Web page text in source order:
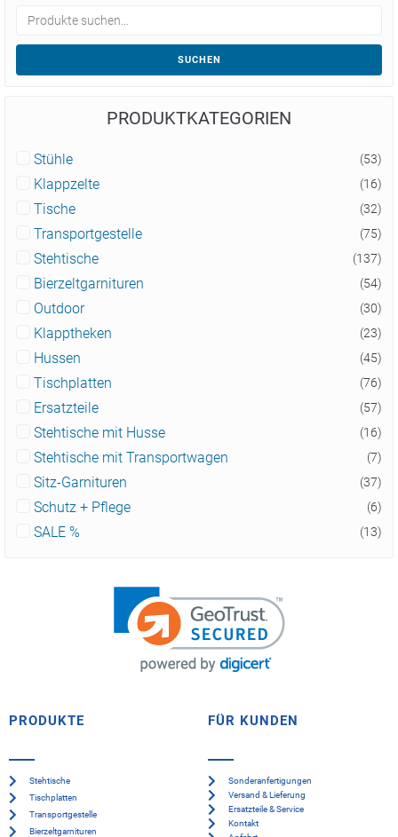
SUCHEN
PRODUKTKATEGORIEN
Stühle (53)
Klappzelte (16)
Tische (32)
Transportgestelle (75)
Stehtische (137)
Bierzeltgarnituren (54)
Outdoor (30)
Klapptheken (23)
Hussen (45)
Tischplatten (76)
Ersatzteile (57)
Stehtische mit Husse (16)
Stehtische mit Transportwagen (7)
Sitz-Garnituren (37)
Schutz + Pflege (6)
SALE % (13)
PRODUKTE
Stehtische
Tischplatten
Transportgestelle
Bierzeltgarnituren
FÜR KUNDEN
Sonderanfertigungen
Versand & Lieferung
Ersatzteile & Service
Kontakt